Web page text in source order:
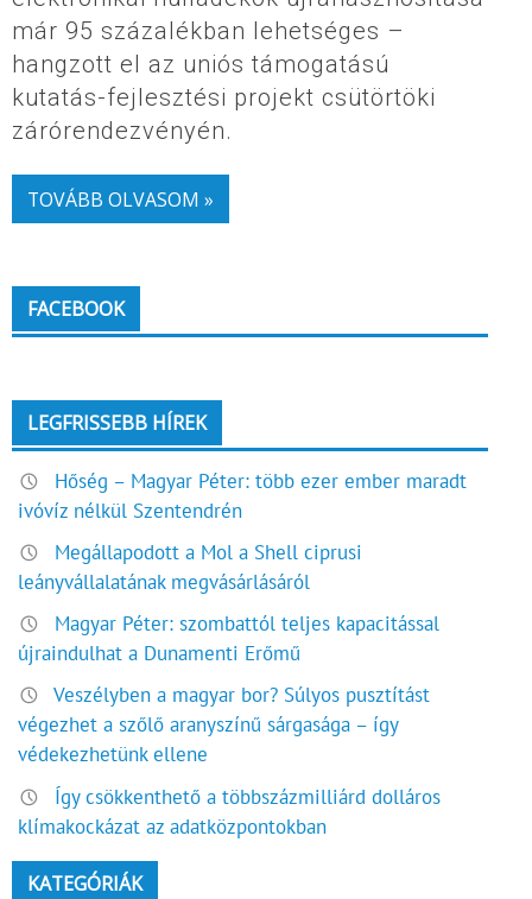
már 95 százalékban lehetséges –
hangzott el az uniós támogatású
kutatás-fejlesztési projekt csütörtöki
zárórendezvényén.
TOVÁBB OLVASOM »
FACEBOOK
LEGFRISSEBB HÍREK
Hőség – Magyar Péter: több ezer ember maradt
ivóvíz nélkül Szentendrén
Megállapodott a Mol a Shell ciprusi
leányvállalatának megvásárlásáról
Magyar Péter: szombattól teljes kapacitással
újraindulhat a Dunamenti Erőmű
Veszélyben a magyar bor? Súlyos pusztítást
végezhet a szőlő aranyszínű sárgasága – így
védekezhetünk ellene
Így csökkenthető a többszázmilliárd dolláros
klímakockázat az adatközpontokban
KATEGÓRIÁK